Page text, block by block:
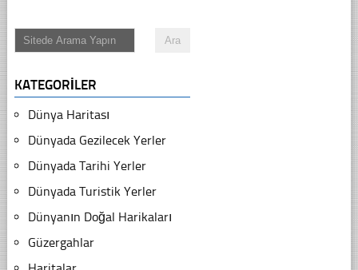
KATEGORILER
Dünya Haritası
Dünyada Gezilecek Yerler
Dünyada Tarihi Yerler
Dünyada Turistik Yerler
Dünyanın Doğal Harikaları
Güzergahlar